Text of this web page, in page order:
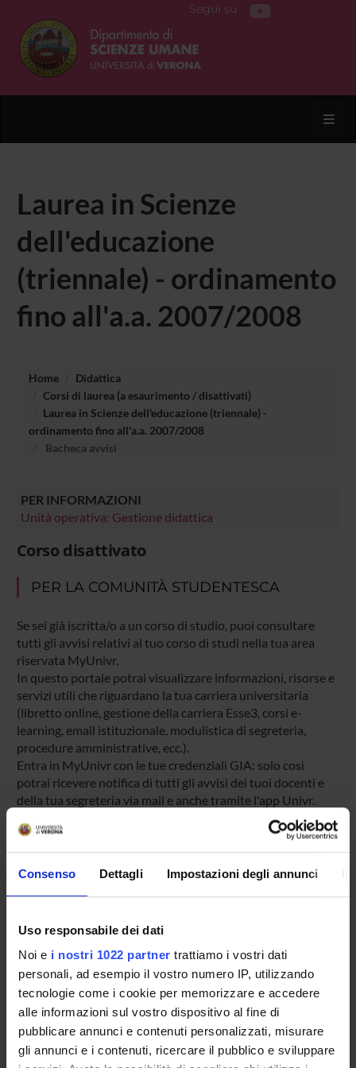
Consenso Dettagli Impostazioni degli annunci
Uso responsabile dei dati
Noi e i nostri 1022 partner trattiamo i vostri dati
personali, ad esempio il vostro numero IP, utilizzando
tecnologie come i cookie per memorizzare e accedere
alle informazioni sul vostro dispositivo al fine di
pubblicare annunci e contenuti personalizzati, misurare
gli annunci e i contenuti, ricercare il pubblico e sviluppare
Segui su
Laurea in Scienze
dell'educazione
(triennale) - ordinamento
fino all'a.a. 2007/2008
Home
Didattica
Corsi di laurea (a esaurimento / disattivati)
Laurea in Scienze dell'educazione (triennale) -
ordinamento fino all'a.a. 2007/2008
Bacheca avvisi
PER INFORMAZIONI
Unità operativa: Gestione didattica
Corso disattivato
PER LA COMUNITÀ STUDENTESCA
Se sei già iscritta/o a un corso di studio, puoi consultare
tutti gli avvisi relativi al tuo corso di studi nella tua area
riservata MyUnivr.
In questo portale potrai visualizzare informazioni, risorse e
servizi utili che riguardano la tua carriera universitaria
(libretto online, gestione della carriera Esse3, corsi e-
learning, email istituzionale, modulistica di segreteria,
procedure amministrative, ecc.).
Entra in MyUnivr con le tue credenziali GIA: solo così
potrai ricevere notifica di tutti gli avvisi dei tuoi docenti e
della tua segreteria via mail e anche tramite l'app Univr.
MYUNIVR
Come iscriversi
Preparati con Univr
Conoscenze iniziali - Saperi Minimi (OFA)
Insegnamenti
Calendario didattico
Orario lezioni
Piani didattici